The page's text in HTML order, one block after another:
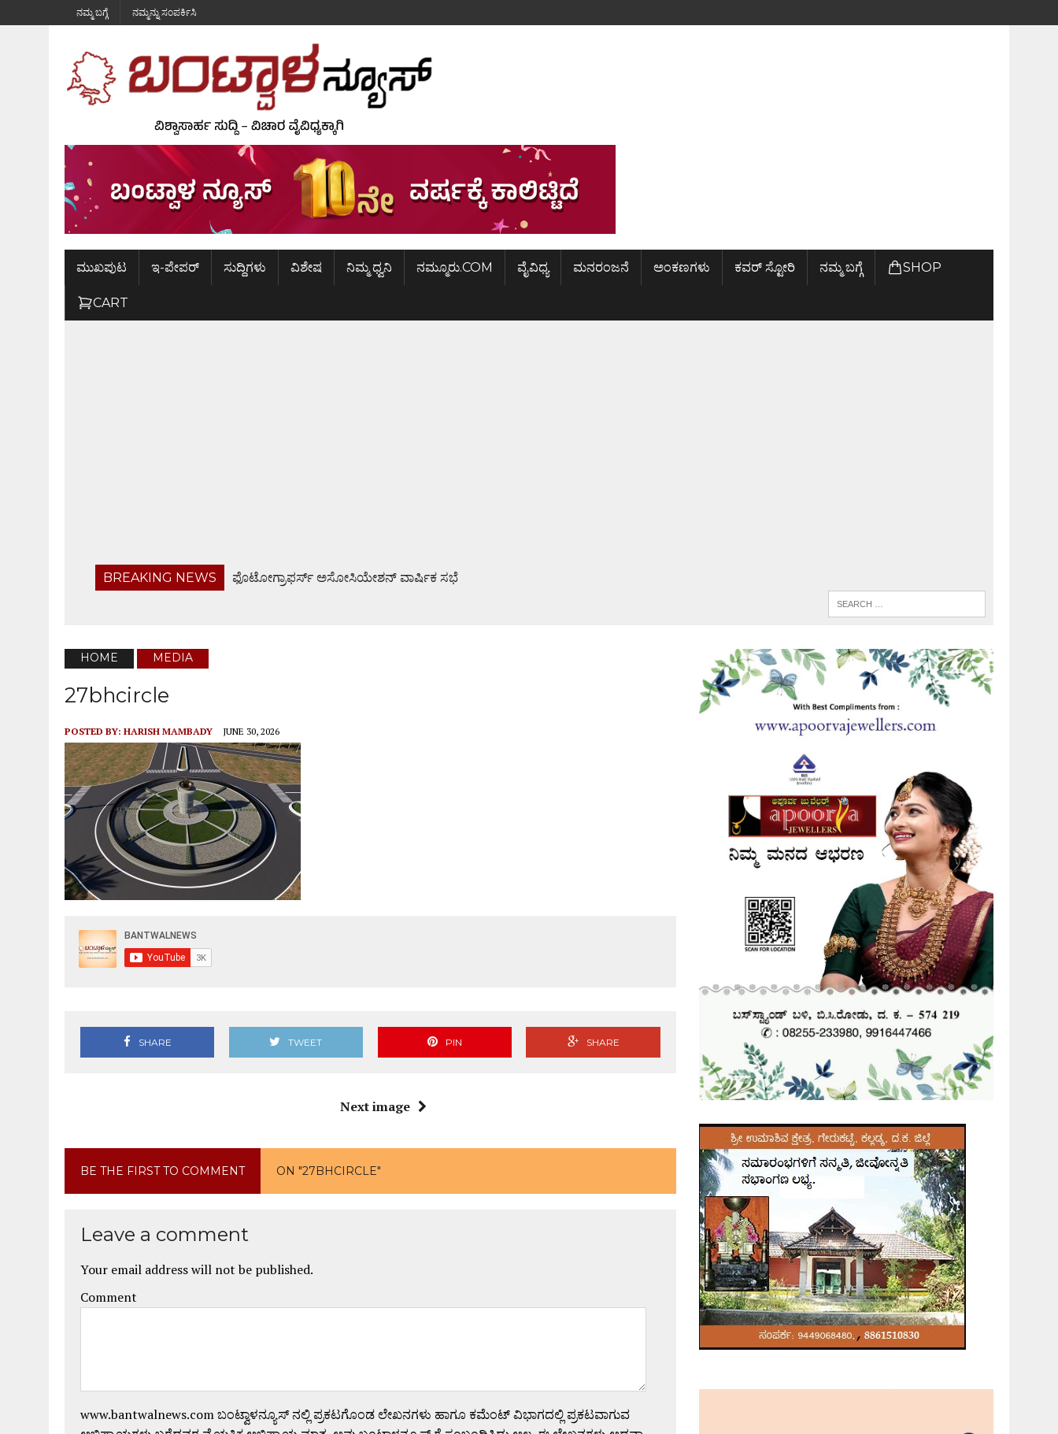
ನಮ್ಮ ಬಗ್ಗೆ ನಮ್ಮನ್ನು ಸಂಪರ್ಕಿಸಿ
ಮುಖಪುಟ ಇ-ಪೇಪರ್ ಸುದ್ದಿಗಳು ವಿಶೇಷ ನಿಮ್ಮ ಧ್ವನಿ ನಮ್ಮೂರು.COM ವೈವಿಧ್ಯ ಮನರಂಜನೆ ಅಂಕಣಗಳು ಕವರ್ ಸ್ಟೋರಿ ನಮ್ಮ ಬಗ್ಗೆ SHOP
CART
BREAKING NEWS
ಫೊಟೋಗ್ರಾಫರ್ಸ್ ಅಸೋಸಿಯೇಶನ್ ವಾರ್ಷಿಕ ಸಭೆ
ಹೆದ್ದಾರಿಯಲ್ಲೇ ಜಲರಾಶಿ, ವಾಹನ ಸವಾರರಿಗೆ ಸಂಕಟ
HOME MEDIA
27bhcircle
POSTED BY: HARISH MAMBADY JUNE 30, 2026
SHARE TWEET PIN SHARE
Next image
BE THE FIRST TO COMMENT ON "27BHCIRCLE"
Leave a comment
Your email address will not be published.
Comment
www.bantwalnews.com ಬಂಟ್ವಾಳನ್ಯೂಸ್ ನಲ್ಲಿ ಪ್ರಕಟಗೊಂಡ ಲೇಖನಗಳು ಹಾಗೂ ಕಮೆಂಟ್ ವಿಭಾಗದಲ್ಲಿ ಪ್ರಕಟವಾಗುವ